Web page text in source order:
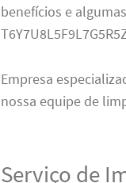
benefícios e
Empresa
nossa equipe de
Serviço de